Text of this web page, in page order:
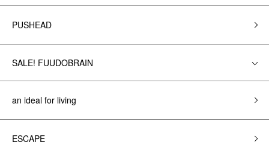
PUSHEAD
SALE! FUUDOBRAIN
an ideal for living
ESCAPE